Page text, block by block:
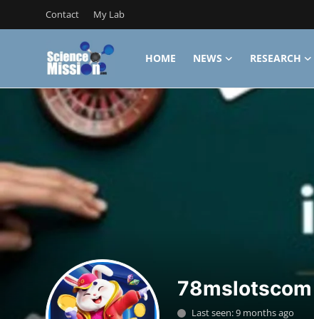
Contact My Lab
HOME NEWS RESEARCH
Login
My Lab
News
Research
Science Hangouts
My Lab
78mslotscom
Last seen: 9 months ago